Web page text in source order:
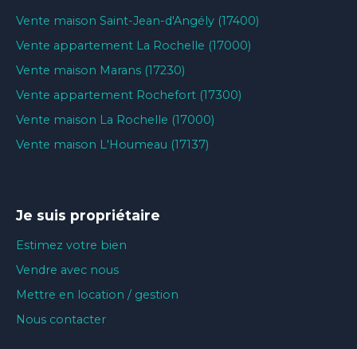
Vente maison Saint-Jean-d'Angély (17400)
Vente appartement La Rochelle (17000)
Vente maison Marans (17230)
Vente appartement Rochefort (17300)
Vente maison La Rochelle (17000)
Vente maison L'Houmeau (17137)
Je suis propriétaire
Estimez votre bien
Vendre avec nous
Mettre en location / gestion
Nous contacter